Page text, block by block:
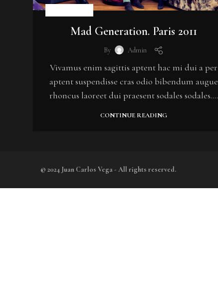
Mad Generation. Paris 2011
By Admin
Vivamus enim sagittis aptent hac mi dui a per
aptent suspendisse cras odio bibendum augue
rhoncus laoreet dui praesent sodales sodales....
CONTINUE READING
© 2024 Juan Carlos Vega - All rights reserved.